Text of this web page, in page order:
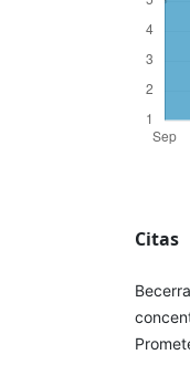
Citas